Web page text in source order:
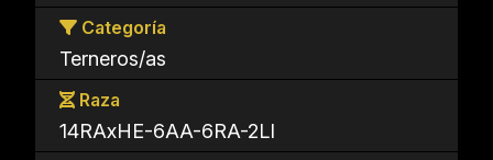
Categoría
Terneros/as
Raza
14RAxHE-6AA-6RA-2LI